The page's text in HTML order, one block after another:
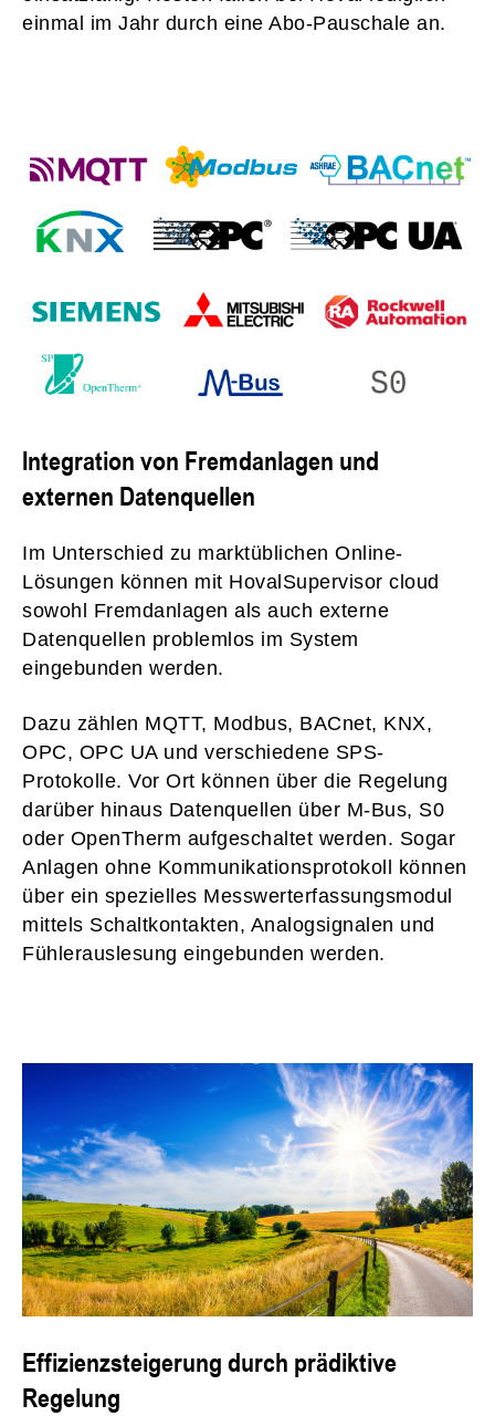
einmal im Jahr durch eine Abo-Pauschale an.
Integration von Fremdanlagen und
externen Datenquellen
Im Unterschied zu marktüblichen Online-
Lösungen können mit HovalSupervisor cloud
sowohl Fremdanlagen als auch externe
Datenquellen problemlos im System
eingebunden werden.
Dazu zählen MQTT, Modbus, BACnet, KNX,
OPC, OPC UA und verschiedene SPS-
Protokolle. Vor Ort können über die Regelung
darüber hinaus Datenquellen über M-Bus, S0
oder OpenTherm aufgeschaltet werden. Sogar
Anlagen ohne Kommunikationsprotokoll können
über ein spezielles Messwerterfassungsmodul
mittels Schaltkontakten, Analogsignalen und
Fühlerauslesung eingebunden werden.
Effizienzsteigerung durch prädiktive
Regelung